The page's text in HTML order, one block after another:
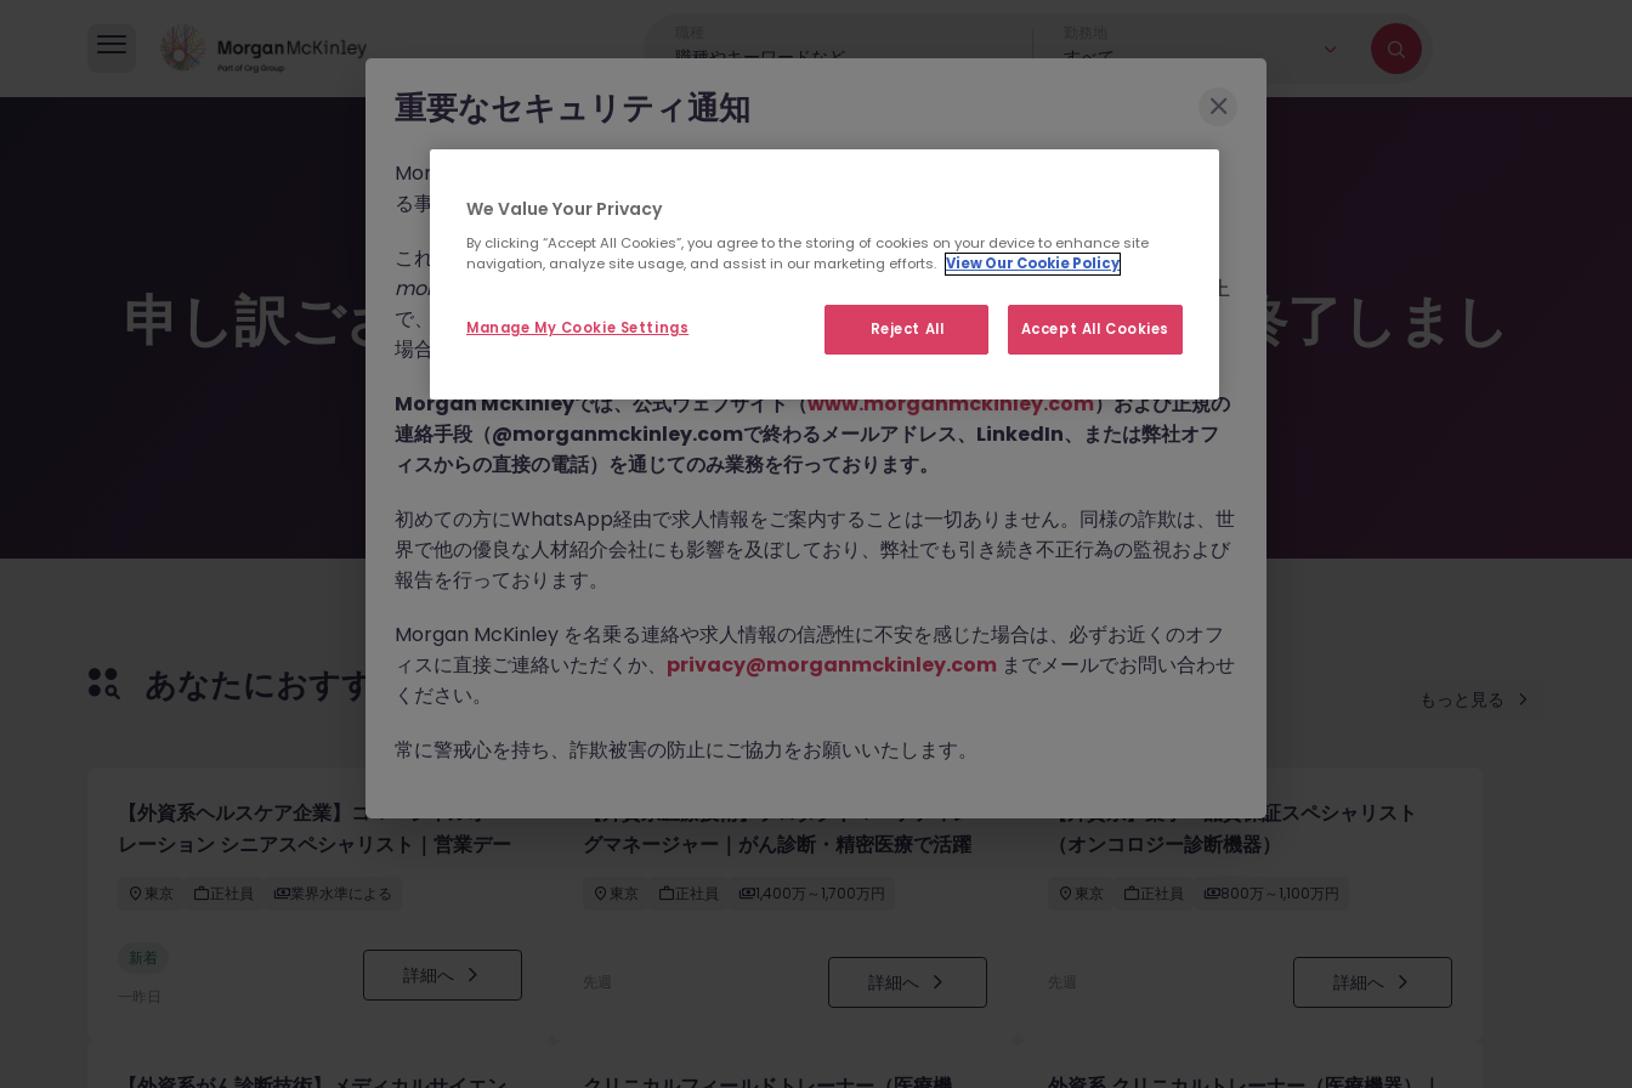
すべて
申し訳ございません。こちらの求人の掲載は終了しまし
た。
お探しの求人は掲載が終了しました。関連求人をご検討ください。
あなたにおすすめの求人 もっと見る
【外資系ヘルスケア企業】コマーシャルオペ
レーション シニアスペシャリスト｜営業デー
東京 正社員 業界水準による
新着
一昨日
詳細へ
【外資系医療技術】プロダクトマーケティン
グマネージャー｜がん診断・精密医療で活躍
東京 正社員 1,400万～1,700万円
先週 詳細へ
【外資系】薬事・品質保証スペシャリスト
（オンコロジー診断機器）
東京 正社員 800万～1,100万円
先週 詳細へ
重要なセキュリティ通知
Morgan McKinleyのブランドやコンサルタントになりすまし、求職者を詐欺に巻き込もうとす
る事例が報告されています。
これらの詐欺行為では偽のウェブサイトやドメイン（例：morganmckinleyjob.com
morganmckinleyhire.com
）を使用し、虚偽のソーシャルメディアプロフィールを作成した上
で、WhatsApp などのメッセージアプリを通じて偽の求人情報を配信し、個人情報の提供や、
場合によっては前払い金を請求しています。
Morgan McKinleyでは、公式ウェブサイト（www.morganmckinley.com）および正規の
連絡手段（@morganmckinley.comで終わるメールアドレス、LinkedIn、または弊社オフ
ィスからの直接の電話）を通じてのみ業務を行っております。
初めての方にWhatsApp経由で求人情報をご案内することは一切ありません。同様の詐欺は、世
界で他の優良な人材紹介会社にも影響を及ぼしており、弊社でも引き続き不正行為の監視および
報告を行っております。
Morgan McKinley を名乗る連絡や求人情報の信憑性に不安を感じた場合は、必ずお近くのオフ
ィスに直接ご連絡いただくか、 privacy@morganmckinley.com までメールでお問い合わせ
ください。
常に警戒心を持ち、詐欺被害の防止にご協力をお願いいたします。
We Value Your Privacy
By clicking “Accept All Cookies”, you agree to the storing of cookies on your device to enhance site
navigation, analyze site usage, and assist in our marketing efforts. View Our Cookie Policy
Reject All Accept All Cookies
Manage My Cookie Settings